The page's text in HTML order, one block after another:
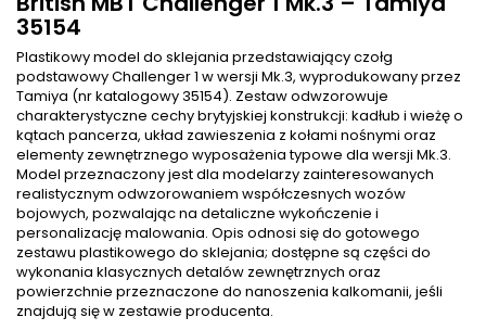
35154
Plastikowy model do sklejania przedstawiający czołg
podstawowy Challenger 1 w wersji Mk.3, wyprodukowany przez
Tamiya (nr katalogowy 35154). Zestaw odwzorowuje
charakterystyczne cechy brytyjskiej konstrukcji: kadłub i wieżę o
kątach pancerza, układ zawieszenia z kołami nośnymi oraz
elementy zewnętrznego wyposażenia typowe dla wersji Mk.3.
Model przeznaczony jest dla modelarzy zainteresowanych
realistycznym odwzorowaniem współczesnych wozów
bojowych, pozwalając na detaliczne wykończenie i
personalizację malowania. Opis odnosi się do gotowego
zestawu plastikowego do sklejania; dostępne są części do
wykonania klasycznych detalów zewnętrznych oraz
powierzchnie przeznaczone do nanoszenia kalkomanii, jeśli
znajdują się w zestawie producenta.